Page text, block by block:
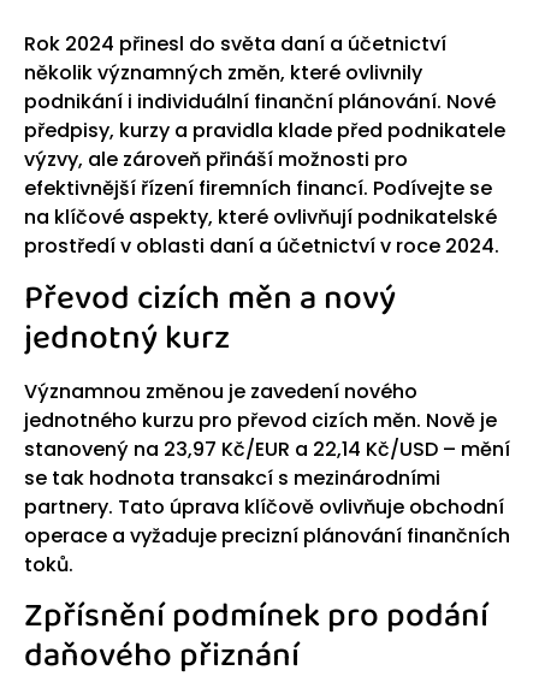
Rok 2024 přinesl do světa daní a účetnictví
několik významných změn, které ovlivnily
podnikání i individuální finanční plánování. Nové
předpisy, kurzy a pravidla klade před podnikatele
výzvy, ale zároveň přináší možnosti pro
efektivnější řízení firemních financí. Podívejte se
na klíčové aspekty, které ovlivňují podnikatelské
prostředí v oblasti daní a účetnictví v roce 2024.
Převod cizích měn a nový
jednotný kurz
Významnou změnou je zavedení nového
jednotného kurzu pro převod cizích měn. Nově je
stanovený na 23,97 Kč/EUR a 22,14 Kč/USD – mění
se tak hodnota transakcí s mezinárodními
partnery. Tato úprava klíčově ovlivňuje obchodní
operace a vyžaduje precizní plánování finančních
toků.
Zpřísnění podmínek pro podání
daňového přiznání